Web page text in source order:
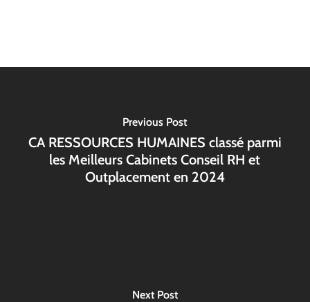
Previous Post
CA RESSOURCES HUMAINES classé parmi
les Meilleurs Cabinets Conseil RH et
Outplacement en 2024
Next Post